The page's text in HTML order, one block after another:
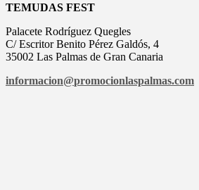
TEMUDAS FEST
Palacete Rodríguez Quegles
C/ Escritor Benito Pérez Galdós, 4
35002 Las Palmas de Gran Canaria
informacion@promocionlaspalmas.com